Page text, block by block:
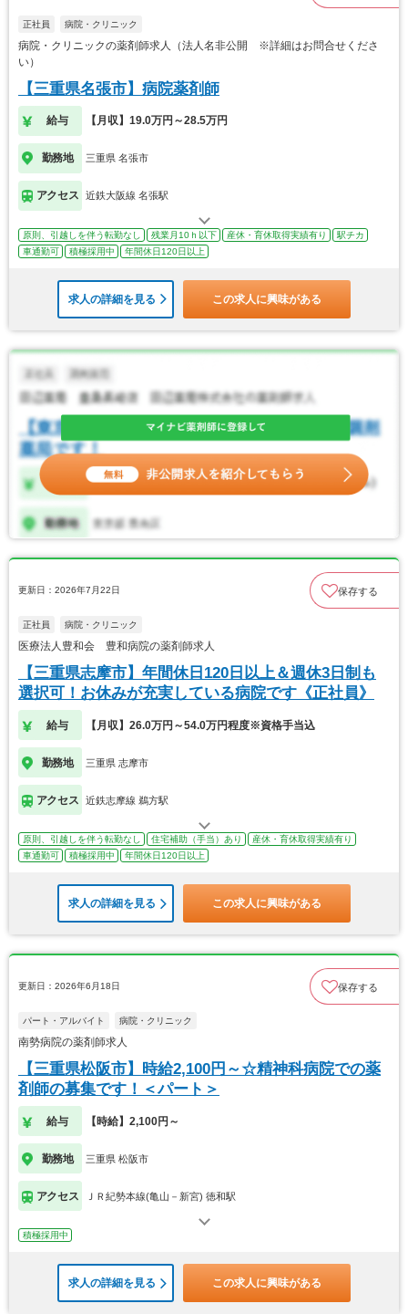
正社員 病院・クリニック
病院・クリニックの薬剤師求人（法人名非公開 ※詳細はお問合せくださ
い）
【三重県名張市】病院薬剤師
給与 【月収】19.0万円～28.5万円
勤務地 三重県 名張市
アクセス 近鉄大阪線 名張駅
原則、引越しを伴う転勤なし 残業月10ｈ以下 産休・育休取得実績有り
駅チカ
車通勤可
積極採用中 年間休日120日以上
求人の詳細を見る この求人に興味がある
更新日：2026年7月22日 保存する
正社員 病院・クリニック
医療法人豊和会 豊和病院の薬剤師求人
【三重県志摩市】年間休日120日以上＆週休3日制も
選択可！お休みが充実している病院です《正社員》
給与 【月収】26.0万円～54.0万円程度※資格手当込
勤務地 三重県 志摩市
アクセス 近鉄志摩線 鵜方駅
原則、引越しを伴う転勤なし 住宅補助（手当）あり
産休・育休取得実績有り
車通勤可
積極採用中 年間休日120日以上
求人の詳細を見る この求人に興味がある
更新日：2026年6月18日 保存する
パート・アルバイト 病院・クリニック
南勢病院の薬剤師求人
【三重県松阪市】時給2,100円～☆精神科病院での薬
剤師の募集です！＜パート＞
給与 【時給】2,100円～
勤務地 三重県 松阪市
アクセス ＪＲ紀勢本線(亀山－新宮) 徳和駅
積極採用中
求人の詳細を見る この求人に興味がある